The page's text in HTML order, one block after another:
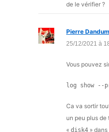
de le vérifier ?
Pierre
25/12/2021 à
Vous pouvez
log show --
Ca va sortir
un peu plus
« disk4 »